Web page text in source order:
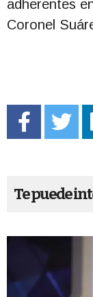
adherentes
Coronel
Te puede